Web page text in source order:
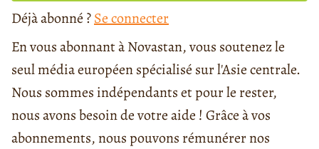
Déjà abonné ?Se connecter
En vous abonnant à Novastan, vous soutenez le
seul média européen spécialisé sur l'Asie centrale.
Nous sommes indépendants et pour le rester,
nous avons besoin de votre aide ! Grâce à vos
abonnements, nous pouvons rémunérer nos